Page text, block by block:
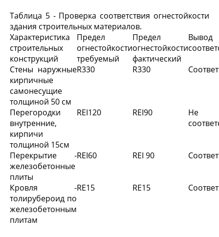
Таблица 5 - Проверка соответствия огнестойкости
здания строительных материалов.
Характеристика
строительных
конструкций
Предел
огнестойкости
требуемый
Предел
огнестойкости
фактический
Стены наружные
кирпичные
самонесущие
толщиной 50 см
R330 R330
Перегородки
внутренние,
кирпичи
толщиной 15см
REI120 REI90
Не
Перекрытие -
железобетонные
плиты
REI60 REI 90
Кровля -
толирубероид по
железобетонным
плитам
RE15 RE15